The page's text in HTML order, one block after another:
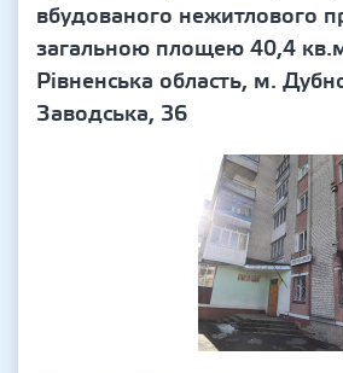
вбудованого нежитлового
загальною площею 40,4
Рівненська область, м.
Заводська, 36